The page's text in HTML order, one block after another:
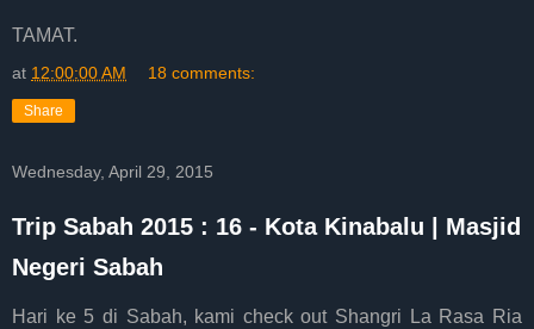
TAMAT.
at 12:00:00 AM 18 comments:
Share
Wednesday, April 29, 2015
Trip Sabah 2015 : 16 - Kota Kinabalu | Masjid
Negeri Sabah
Hari ke 5 di Sabah, kami check out Shangri La Rasa Ria